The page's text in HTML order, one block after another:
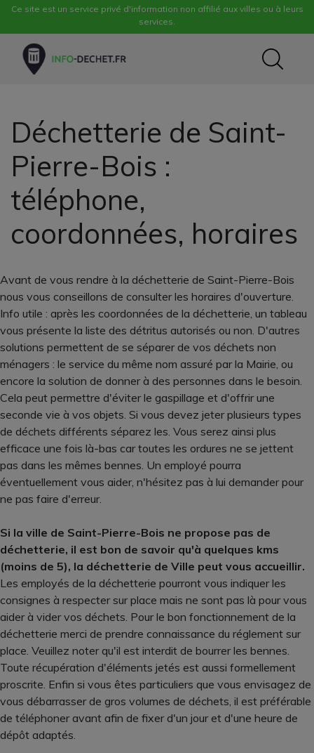
Ce site est un service privé d'information non affilié aux villes ou à leurs
services.
Déchetterie de Saint-
Pierre-Bois :
téléphone,
coordonnées, horaires
Avant de vous rendre à la déchetterie de Saint-Pierre-Bois
nous vous conseillons de consulter les horaires d'ouverture.
Info utile : après les coordonnées de la déchetterie, un tableau
vous présente la liste des détritus autorisés ou non. D'autres
solutions permettent de se séparer de vos déchets non
ménagers : le service du même nom assuré par la Mairie, ou
encore la solution de donner à des personnes dans le besoin.
Cela peut permettre d'éviter le gaspillage et d'offrir une
seconde vie à vos objets. Si vous devez jeter plusieurs types
de déchets différents séparez les. Vous serez ainsi plus
efficace une fois là-bas car toutes les ordures ne se jettent
pas dans les mêmes bennes. Un employé pourra
éventuellement vous aider, n'hésitez pas à lui demander pour
ne pas faire d'erreur.
Si la ville de Saint-Pierre-Bois ne propose pas de
déchetterie, il est bon de savoir qu'à quelques kms
(moins de 5), la déchetterie de Ville peut vous accueillir.
Les employés de la déchetterie pourront vous indiquer les
consignes à respecter sur place mais ne sont pas là pour vous
aider à vider vos déchets. Pour le bon fonctionnement de la
déchetterie merci de prendre connaissance du réglement sur
place. Veuillez noter qu'il est interdit de bourrer les bennes.
Toute récupération d'éléments jetés est aussi formellement
proscrite. Enfin si vous êtes particuliers que vous envisagez de
vous débarrasser de gros volumes de déchets, il est préférable
de téléphoner avant afin de fixer d'un jour et d'une heure de
dépôt adaptés.